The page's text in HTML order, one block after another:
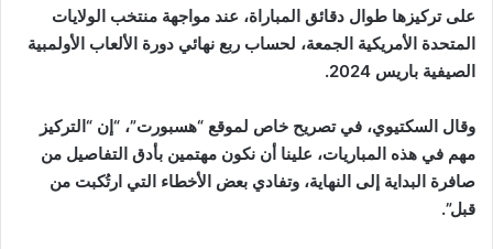
على تركيزها طوال دقائق المباراة، عند مواجهة منتخب الولايات
المتحدة الأمريكية الجمعة، لحساب ربع نهائي دورة الألعاب الأولمبية
الصيفية باريس 2024.
وقال السكتيوي، في تصريح خاص لموقع “هسبورت”، “إن “التركيز
مهم في هذه المباريات، علينا أن نكون مهتمين بأدق التفاصيل من
صافرة البداية إلى النهاية، وتفادي بعض الأخطاء التي ارتُكبت من
قبل”.